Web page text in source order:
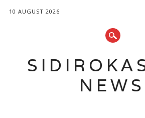
10 AUGUST 2026
NEWS